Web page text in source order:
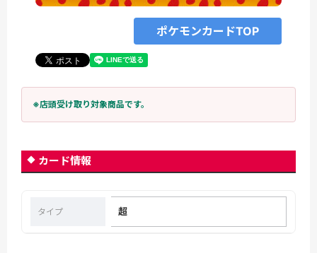
ポケモンカードTOP
※店頭受け取り対象商品です。
カード情報
タイプ 超